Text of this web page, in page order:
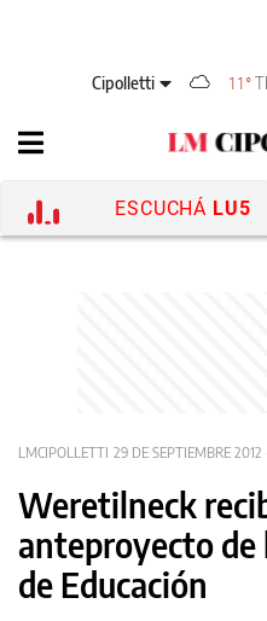
Cipolletti 11°
ESCUCHÁ LU5
LMCIPOLLETTI 29 DE SEPTIEMBRE
Weretilneck
anteproyecto de
de Educación